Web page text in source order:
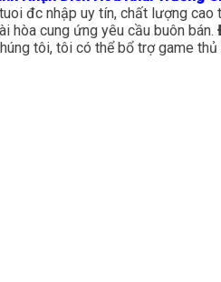
đc nhập uy tín, chất lượng
hòa cung ứng yêu cầu buôn bán.
tôi, tôi có thể bổ trợ game